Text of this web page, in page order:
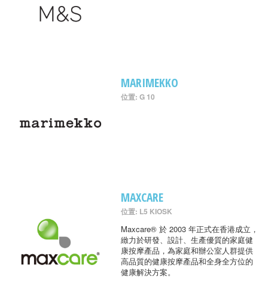
MARIMEKKO
位置: G 10
MAXCARE
位置: L5 KIOSK
Maxcare® 於 2003 年正式在香港成立，
緻力於研發、設計、生產優質的家庭健
康按摩產品，為家庭和辦公室人群提供
高品質的健康按摩產品和全身全方位的
健康解決方案。